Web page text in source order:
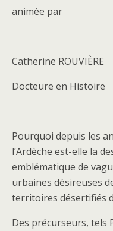
animée par
Catherine ROUVIÈRE
Docteure en Histoire
Pourquoi depuis les
l’Ardèche est-elle la
emblématique de
urbaines désireuses
territoires désertifiés
Des précurseurs, tels